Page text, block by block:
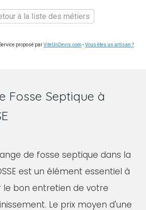
à la liste des métiers
proposé parViteUnDevis.com -Vous êtes un artisan ?
Fosse Septique à
de fosse septique dans la
est un élément essentiel à
le bon entretien de votre
Le prix moyen d'une